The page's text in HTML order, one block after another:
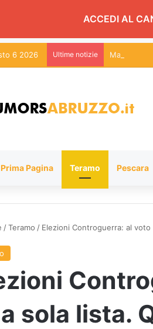
ACCEDI AL
6 2026 Ultime notizie
Prima Pagina Teramo Pescara
/Teramo / Elezioni Controguerra: al
sola lista.